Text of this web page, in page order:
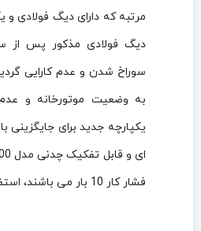
مرتبه که دارای دیگ فولادی و
دیگ فولادی مذکور پس از
سوراخ شدن و عدم کارایی
به وضعیت موتورخانه و
یکپارچه جدید برای جایگزینی
فشار کار 10 بار می باشند، استفاده می گردد.